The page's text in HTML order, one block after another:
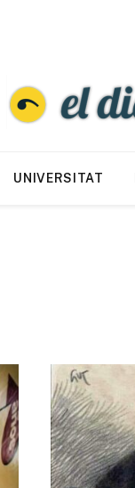
UNIVERSITAT